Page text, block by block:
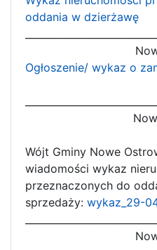
oddania w dzierżawę
Ogłoszenie/ wykaz o
Wójt Gminy Nowe
wiadomości wykaz
przeznaczonych do
sprzedaży: wykaz_29-